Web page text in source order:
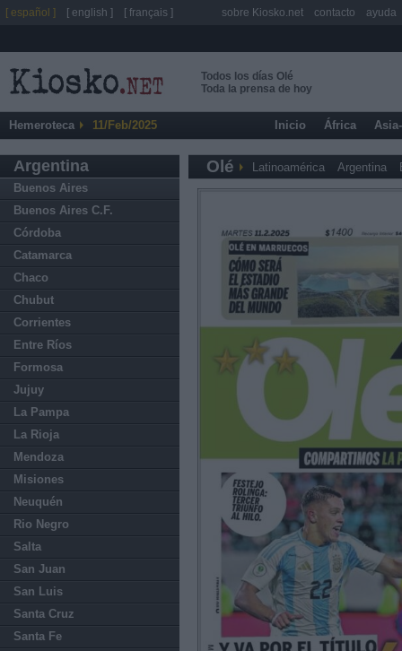
Todos los días Olé
Toda la prensa de hoy
Hemeroteca 11/Feb/2025 Inicio África
Argentina
Buenos Aires
Buenos Aires C.F.
Córdoba
Catamarca
Chaco
Chubut
Corrientes
Entre Ríos
Formosa
Jujuy
La Pampa
La Rioja
Mendoza
Misiones
Neuquén
Rio Negro
Salta
San Juan
San Luis
Santa Cruz
Santa Fe
Olé Latinoamérica Argentina
[ español ] [ english ] [ français ] sobre Kiosko.net contacto ayuda